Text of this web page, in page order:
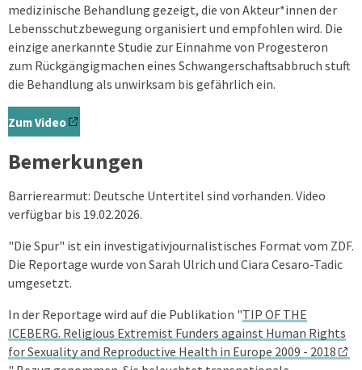
medizinische Behandlung gezeigt, die von Akteur*innen der
Lebensschutzbewegung organisiert und empfohlen wird. Die
einzige anerkannte Studie zur Einnahme von Progesteron
zum Rückgängigmachen eines Schwangerschaftsabbruch stuft
die Behandlung als unwirksam bis gefährlich ein.
Zum Video
Bemerkungen
Barrierearmut: Deutsche Untertitel sind vorhanden. Video
verfügbar bis 19.02.2026.
"Die Spur" ist ein investigativjournalistisches Format vom ZDF.
Die Reportage wurde von Sarah Ulrich und Ciara Cesaro-Tadic
umgesetzt.
In der Reportage wird auf die Publikation "TIP OF THE
ICEBERG. Religious Extremist Funders against Human Rights
for Sexuality and Reproductive Health in Europe 2009 - 2018